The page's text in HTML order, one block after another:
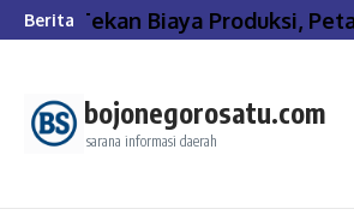
Lewati ke konten
BeritaTekan Biaya Produksi,
bojonegorosatu.com
sarana informasi daerah